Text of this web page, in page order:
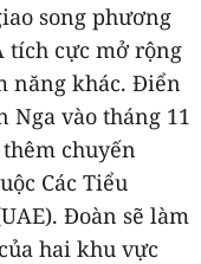
song phương
tích cực mở rộng
năng khác. Điển
vào tháng 11
thêm chuyến
Các Tiểu
Đoàn sẽ làm
hai khu vực